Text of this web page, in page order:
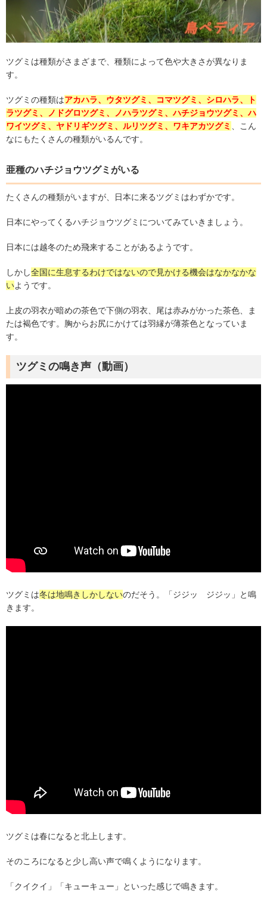
ツグミは種類がさまざまで、種類によって色や大きさが異なりま
す。
ツグミの種類はアカハラ、ウタツグミ、コマツグミ、シロハラ、ト
ラツグミ、ノドグロツグミ、ノハラツグミ、ハチジョウツグミ、ハ
ワイツグミ、ヤドリギツグミ、ルリツグミ、ワキアカツグミ
、こん
なにもたくさんの種類がいるんです。
亜種のハチジョウツグミがいる
たくさんの種類がいますが、日本に来るツグミはわずかです。
日本にやってくるハチジョウツグミについてみていきましょう。
日本には越冬のため飛来することがあるようです。
しかし全国に生息するわけではないので見かける機会はなかなかな
いようです。
上皮の羽衣が暗めの茶色で下側の羽衣、尾は赤みがかった茶色、ま
たは褐色です。胸からお尻にかけては羽縁が薄茶色となっていま
す。
ツグミの鳴き声（動画）
ツグミは冬は地鳴きしかしないのだそう。「ジジッ ジジッ」と鳴
きます。
ツグミは春になると北上します。
そのころになると少し高い声で鳴くようになります。
「クイクイ」「キューキュー」といった感じで鳴きます。